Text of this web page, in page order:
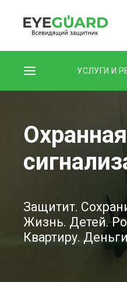
УСЛУГИ И
Защитит.
Жизнь. Детей.
Квартиру.